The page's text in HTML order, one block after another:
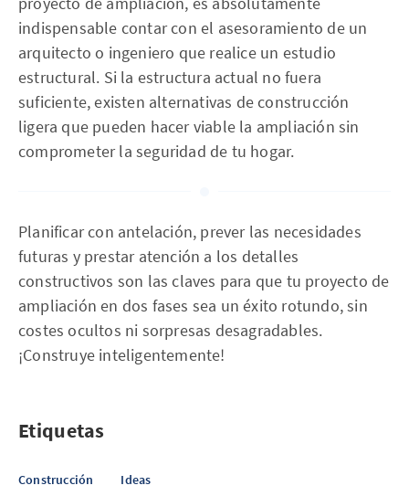
indispensable contar con el asesoramiento de un
arquitecto o ingeniero que realice un estudio
estructural. Si la estructura actual no fuera
suficiente, existen alternativas de construcción
ligera que pueden hacer viable la ampliación sin
comprometer la seguridad de tu hogar.
Planificar con antelación, prever las necesidades
futuras y prestar atención a los detalles
constructivos son las claves para que tu proyecto de
ampliación en dos fases sea un éxito rotundo, sin
costes ocultos ni sorpresas desagradables.
¡Construye inteligentemente!
Etiquetas
Construcción Ideas